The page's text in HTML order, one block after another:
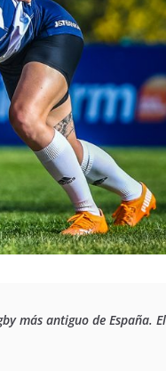
más antiguo de